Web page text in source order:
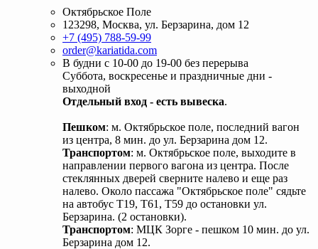
Октябрьское Поле
123298, Москва, ул. Берзарина, дом 12
+7 (495) 788-59-99
order@kariatida.com
В будни с 10-00 до 19-00 без перерыва
Суббота, воскресенье и праздничные дни -
выходной
Отдельный вход - есть вывеска.
Пешком: м. Октябрьское поле, последний вагон
из центра, 8 мин. до ул. Берзарина дом 12.
Транспортом: м. Октябрьское поле, выходите в
направлении первого вагона из центра. После
стеклянных дверей сверните налево и еще раз
налево. Около пассажа "Октябрьское поле" сядьте
на автобус Т19, Т61, Т59 до остановки ул.
Берзарина. (2 остановки).
Транспортом: МЦК Зорге - пешком 10 мин. до ул.
Берзарина дом 12.